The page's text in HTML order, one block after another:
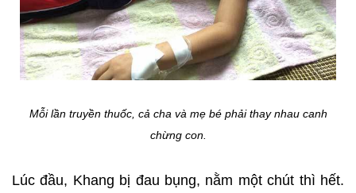
Mỗi lần truyền thuốc, cả cha và mẹ bé phải thay nhau canh
chừng con.
Lúc đầu, Khang bị đau bụng, nằm một chút thì hết.